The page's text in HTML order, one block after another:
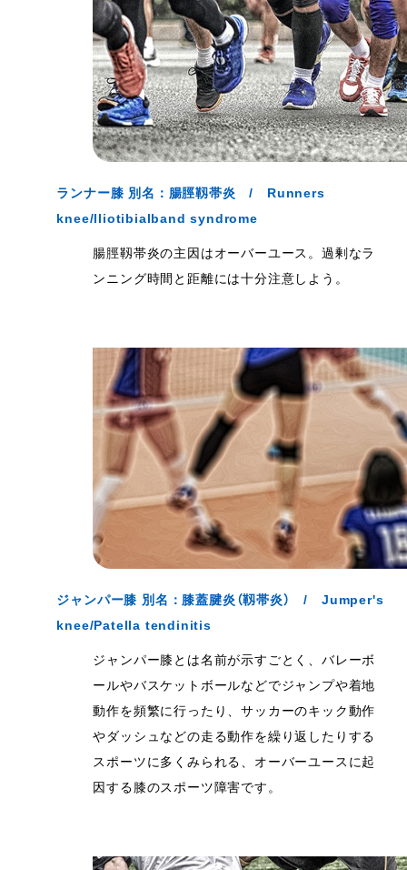
ランナー膝 別名：腸脛靱帯炎 / Runners
knee/lliotibialband syndrome
腸脛靱帯炎の主因はオーバーユース。過剰なラ
ンニング時間と距離には十分注意しよう。
ジャンパー膝 別名：膝蓋腱炎（靱帯炎） / Jumper's
knee/Patella tendinitis
ジャンパー膝とは名前が示すごとく、バレーボ
ールやバスケットボールなどでジャンプや着地
動作を頻繁に行ったり、サッカーのキック動作
やダッシュなどの走る動作を繰り返したりする
スポーツに多くみられる、オーバーユースに起
因する膝のスポーツ障害です。